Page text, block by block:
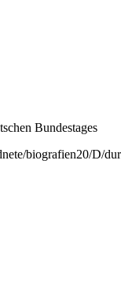
Bundestages
biografien20/D/